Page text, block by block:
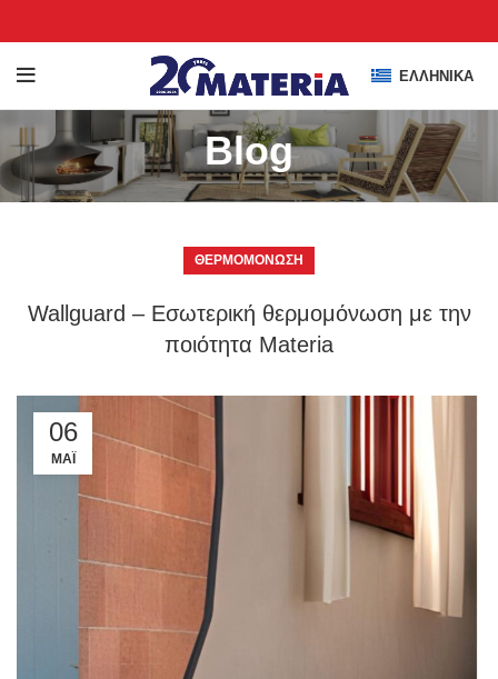
ΕΛΛΗΝΙΚΆ
Blog
ΘΕΡΜΟΜΌΝΩΣΗ
Wallguard – Εσωτερική θερμομόνωση με την
ποιότητα Materia
06
ΜΆΙ